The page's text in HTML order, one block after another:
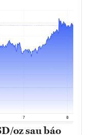
oz sau báo